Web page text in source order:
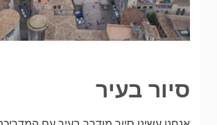
סיור בעיר